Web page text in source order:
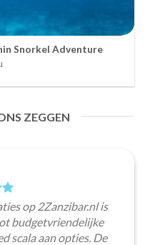
Snorkel Adventure
ZEGGEN
op 2Zanzibar.nl is
budgetvriendelijke
scala aan opties. De